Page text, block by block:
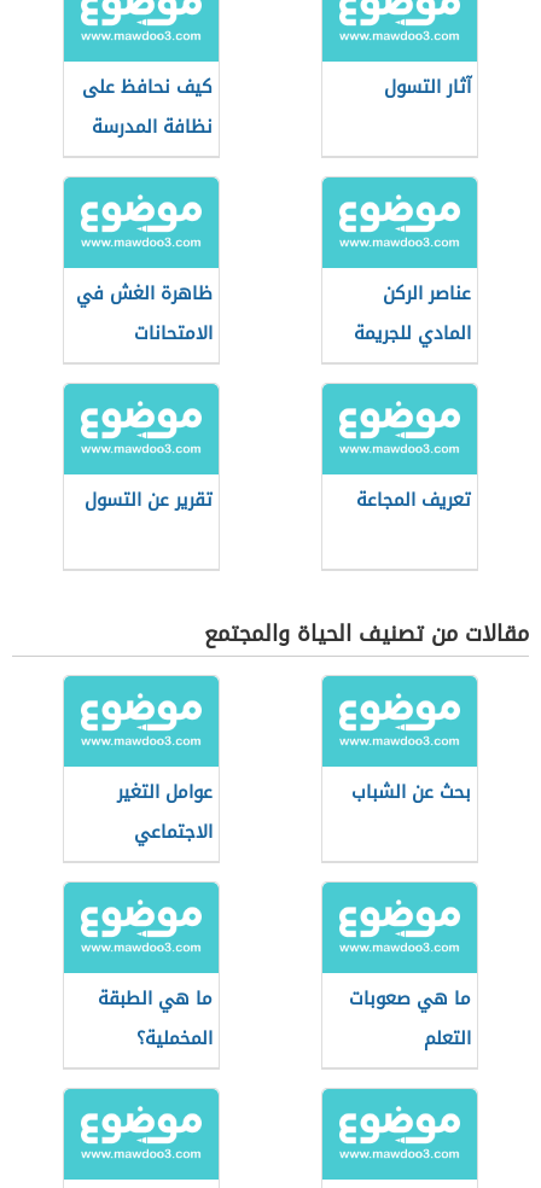
آثار التسول
كيف نحافظ على
نظافة المدرسة
عناصر الركن
المادي للجريمة
ظاهرة الغش في
الامتحانات
تعريف المجاعة تقرير عن التسول
مقالات من تصنيف الحياة والمجتمع
بحث عن الشباب
عوامل التغير
الاجتماعي
ما هي صعوبات
التعلم
ما هي الطبقة
المخملية؟